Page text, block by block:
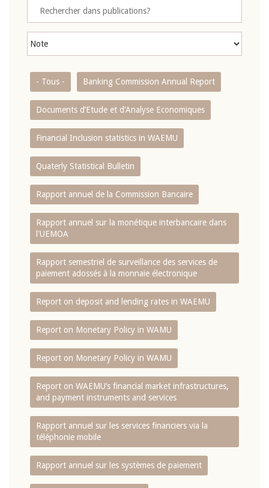
- Tous - Banking Commission Annual Report
Documents d’Etude et d’Analyse Economiques
Financial Inclusion statistics in WAEMU
Quaterly Statistical Bulletin
Rapport annuel de la Commission Bancaire
Rapport annuel sur la monétique interbancaire dans
l'UEMOA
Rapport semestriel de surveillance des services de
paiement adossés à la monnaie électronique
Report on deposit and lending rates in WAEMU
Report on Monetary Policy in WAMU
Report on Monetary Policy in WAMU
Report on WAEMU’s financial market infrastructures,
and payment instruments and services
Rapport annuel sur les services financiers via la
téléphonie mobile
Rapport annuel sur les systèmes de paiement